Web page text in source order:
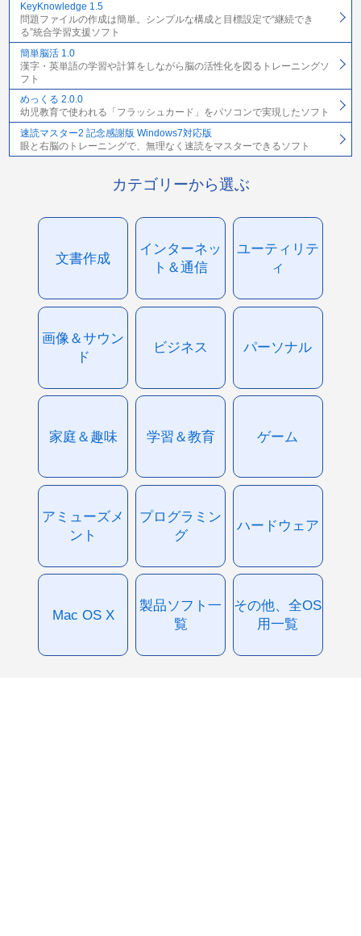
KeyKnowledge 1.5
問題ファイルの作成は簡単。シンプルな構成と目標設定で“継続でき
る”統合学習支援ソフト
簡単脳活 1.0
漢字・英単語の学習や計算をしながら脳の活性化を図るトレーニングソ
フト
めっくる 2.0.0
幼児教育で使われる「フラッシュカード」をパソコンで実現したソフト
速読マスター2 記念感謝版 Windows7対応版
眼と右脳のトレーニングで、無理なく速読をマスターできるソフト
カテゴリーから選ぶ
文書作成
インターネッ
ト＆通信
ユーティリテ
ィ
画像＆サウン
ド
ビジネス パーソナル
家庭＆趣味 学習＆教育 ゲーム
アミューズメ
ント
プログラミン
グ
ハードウェア
Mac OS X
製品ソフト一
覧
その他、全OS
用一覧